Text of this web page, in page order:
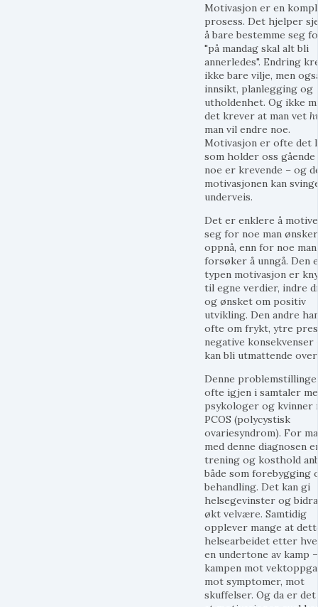
Motivasjon er en
prosess. Det hjelper
å bare bestemme seg
"på mandag skal alt bli
annerledes". Endring
ikke bare vilje, men
innsikt, planlegging og
utholdenhet. Og ikke
det krever at man vet
man vil endre noe.
Motivasjon er ofte det
som holder oss gående
noe er krevende – og
motivasjonen kan
underveis.
Det er enklere å
seg for noe man
oppnå, enn for noe man
forsøker å unngå. Den
typen motivasjon er
til egne verdier, indre
og ønsket om positiv
utvikling. Den andre
ofte om frykt, ytre
negative konsekvenser
kan bli utmattende
Denne
ofte igjen i samtaler
psykologer og kvinner
PCOS (polycystisk
ovariesyndrom). For
med denne diagnosen
trening og kosthold
både som forebygging
behandling. Det kan gi
helsegevinster og
økt velvære. Samtidig
opplever mange at
helsearbeidet etter
en undertone av kamp –
kampen mot
mot symptomer, mot
skuffelser. Og da er